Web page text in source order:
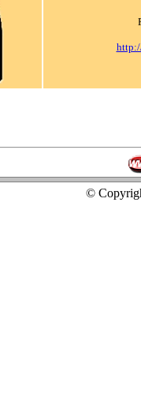
©